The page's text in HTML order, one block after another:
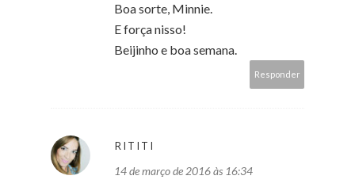
Boa sorte, Minnie.
E força nisso!
Beijinho e boa semana.
Responder
RITITI
14 de março de 2016 às 16:34